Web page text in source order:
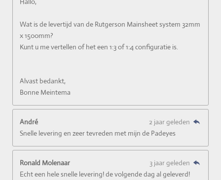
Wat is de levertijd van de Rutgerson Mainsheet system 32mm
x 1500mm?
Kunt u me vertellen of het een 1:3 of 1:4 configuratie is.
Alvast bedankt,
Bonne Meintema
André
2 jaar geleden
Snelle levering en zeer tevreden met mijn de Padeyes
Ronald Molenaar
3 jaar geleden
Echt een hele snelle levering! de volgende dag al geleverd!